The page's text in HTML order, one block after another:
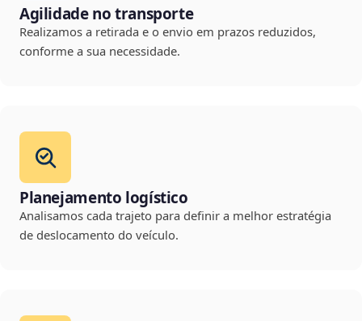
Agilidade no transporte
Realizamos a retirada e o envio em prazos reduzidos,
conforme a sua necessidade.
Planejamento logístico
Analisamos cada trajeto para definir a melhor estratégia
de deslocamento do veículo.